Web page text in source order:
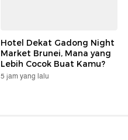
Hotel Dekat Gadong Night
Market Brunei, Mana yang
Lebih Cocok Buat Kamu?
5 jam yang lalu